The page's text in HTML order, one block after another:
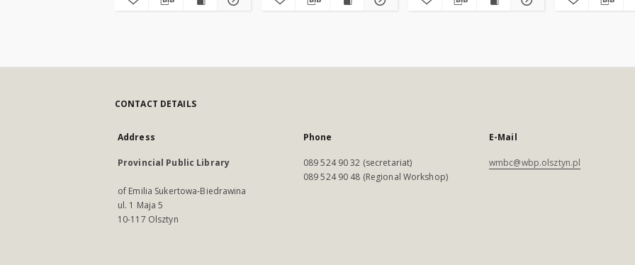
CONTACT DETAILS
Address
Provincial Public Library
of Emilia Sukertowa-Biedrawina
ul. 1 Maja 5
10-117 Olsztyn
Phone
089 524 90 32 (secretariat)
089 524 90 48 (Regional Workshop)
E-Mail
wmbc@wbp.olsztyn.pl